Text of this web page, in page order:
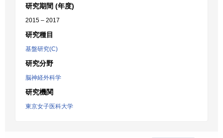
研究期間 (年度)
2015 – 2017
研究種目
基盤研究(C)
研究分野
脳神経外科学
研究機関
東京女子医科大学